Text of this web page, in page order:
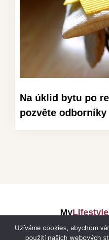
Na úklid bytu po
pozvěte odborníky
MyLifestyle
Užíváme cookies, abychom
použití našich webových